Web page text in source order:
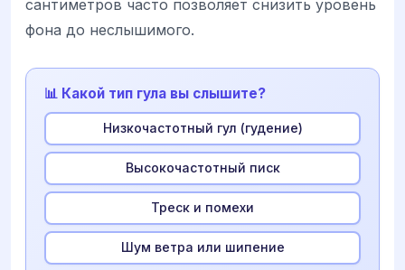
сантиметров часто позволяет снизить уровень
фона до неслышимого.
📊 Какой тип гула вы слышите?
Низкочастотный гул (гудение)
Высокочастотный писк
Треск и помехи
Шум ветра или шипение